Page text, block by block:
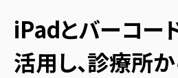
iPadとバーコー
活用し、診療所